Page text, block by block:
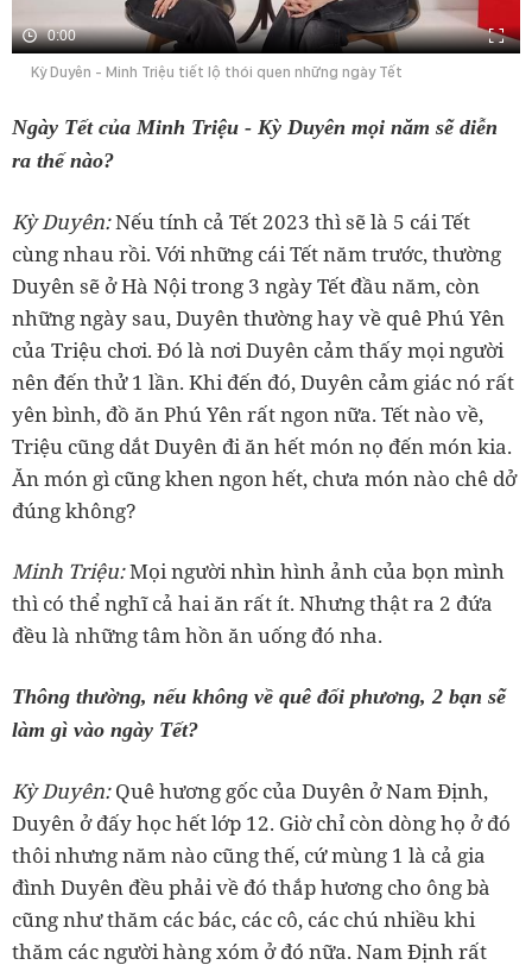
0:00
Kỳ Duyên - Minh Triệu tiết lộ thói quen những ngày Tết
Ngày Tết của Minh Triệu - Kỳ Duyên mọi năm sẽ diễn
ra thế nào?
‏Kỳ Duyên:Nếu tính cả Tết 2023 thì sẽ là 5 cái Tết
cùng nhau rồi. Với những cái Tết năm trước, thường
Duyên sẽ ở Hà Nội trong 3 ngày Tết đầu năm, còn
những ngày sau, Duyên thường hay về quê Phú Yên
của Triệu chơi. Đó là nơi Duyên cảm thấy mọi người
nên đến thử 1 lần. Khi đến đó, Duyên cảm giác nó rất
yên bình, đồ ăn Phú Yên rất ngon nữa. Tết nào về,
Triệu cũng dắt Duyên đi ăn hết món nọ đến món kia.
Ăn món gì cũng khen ngon hết, chưa món nào chê dở
‏Minh Triệu:Mọi người nhìn hình ảnh của bọn mình
thì có thể nghĩ cả hai ăn rất ít. Nhưng thật ra 2 đứa
làm gì vào ngày Tết?
‏Kỳ Duyên:Quê hương gốc của Duyên ở Nam Định,
Duyên ở đấy học hết lớp 12. Giờ chỉ còn dòng họ ở đó
thôi nhưng năm nào cũng thế, cứ mùng 1 là cả gia
đình Duyên đều phải về đó thắp hương cho ông bà
cũng như thăm các bác, các cô, các chú nhiều khi
thăm các người hàng xóm ở đó nữa. Nam Định rất